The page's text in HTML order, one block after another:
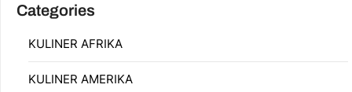
Categories
KULINER AFRIKA
KULINER AMERIKA